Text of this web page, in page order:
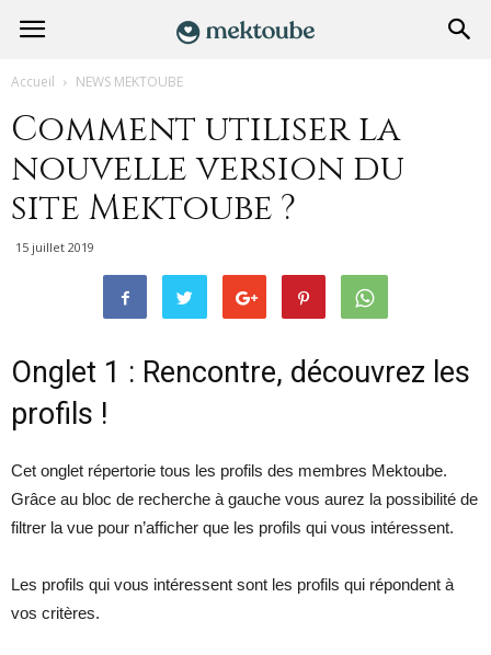
Accueil NEWS MEKTOUBE
Comment utiliser la
nouvelle version du
site Mektoube ?
15 juillet 2019
Onglet 1 : Rencontre, découvrez les
profils !
Cet onglet répertorie tous les profils des membres Mektoube.
Grâce au bloc de recherche à gauche vous aurez la possibilité de
filtrer la vue pour n’afficher que les profils qui vous intéressent.
Les profils qui vous intéressent sont les profils qui répondent à
vos critères.